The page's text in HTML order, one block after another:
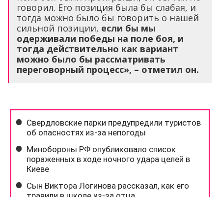
говорил. Его позиция была бы слабая, и
тогда можно было бы говорить о нашей
сильной позиции, если бы мы
одерживали победы на поле боя, и
тогда действительно как вариант
можно было бы рассматривать
переговорный процесс», – отметил он.